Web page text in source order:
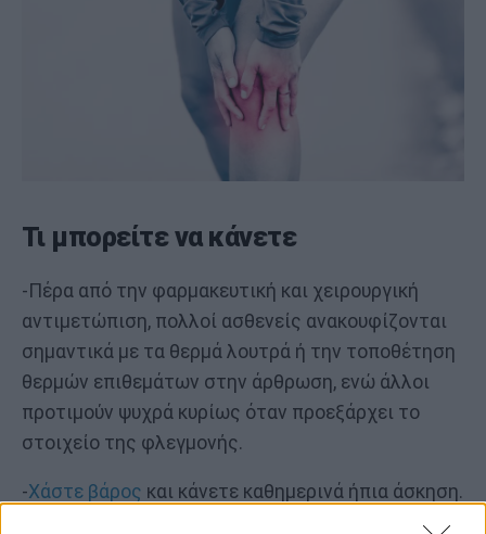
Τι μπορείτε να κάνετε
-Πέρα από την φαρμακευτική και χειρουργική
αντιμετώπιση, πολλοί ασθενείς ανακουφίζονται
σημαντικά με τα θερμά λουτρά ή την τοποθέτηση
θερμών επιθεμάτων στην άρθρωση, ενώ άλλοι
προτιμούν ψυχρά κυρίως όταν προεξάρχει το
στοιχείο της φλεγμονής.
-Χάστε βάρος και κάνετε καθημερινά ήπια άσκηση.